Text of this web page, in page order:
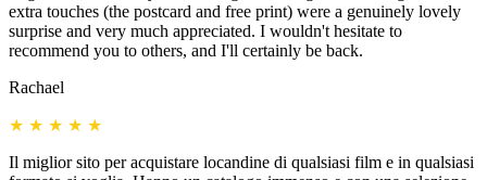
extra touches (the postcard and free print) were a genuinely lovely
surprise and very much appreciated. I wouldn't hesitate to
recommend you to others, and I'll certainly be back.
Rachael
★ ★ ★ ★ ★
Il miglior sito per acquistare locandine di qualsiasi film e in qualsiasi